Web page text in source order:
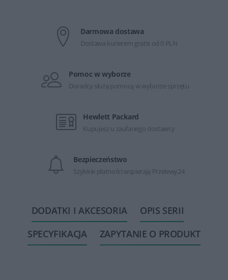
Darmowa dostawa
Dostawa kurierem gratis od 0 PLN
Pomoc w wyborze
Doradcy służą pomocą w wyborze sprzętu
Hewlett Packard
Kupujesz u zaufanego dostawcy
Bezpieczeństwo
Szybkie płatności wspierają Przelewy24
DODATKI I AKCESORIA
OPIS SERII
SPECYFIKACJA
ZAPYTANIE O PRODUKT